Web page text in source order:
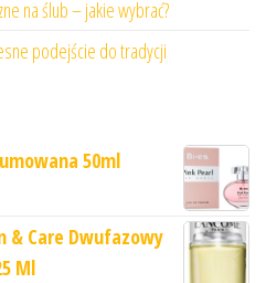
na ślub – jakie wybrać?
podejście do tradycji
50ml
& Care Dwufazowy
Ml